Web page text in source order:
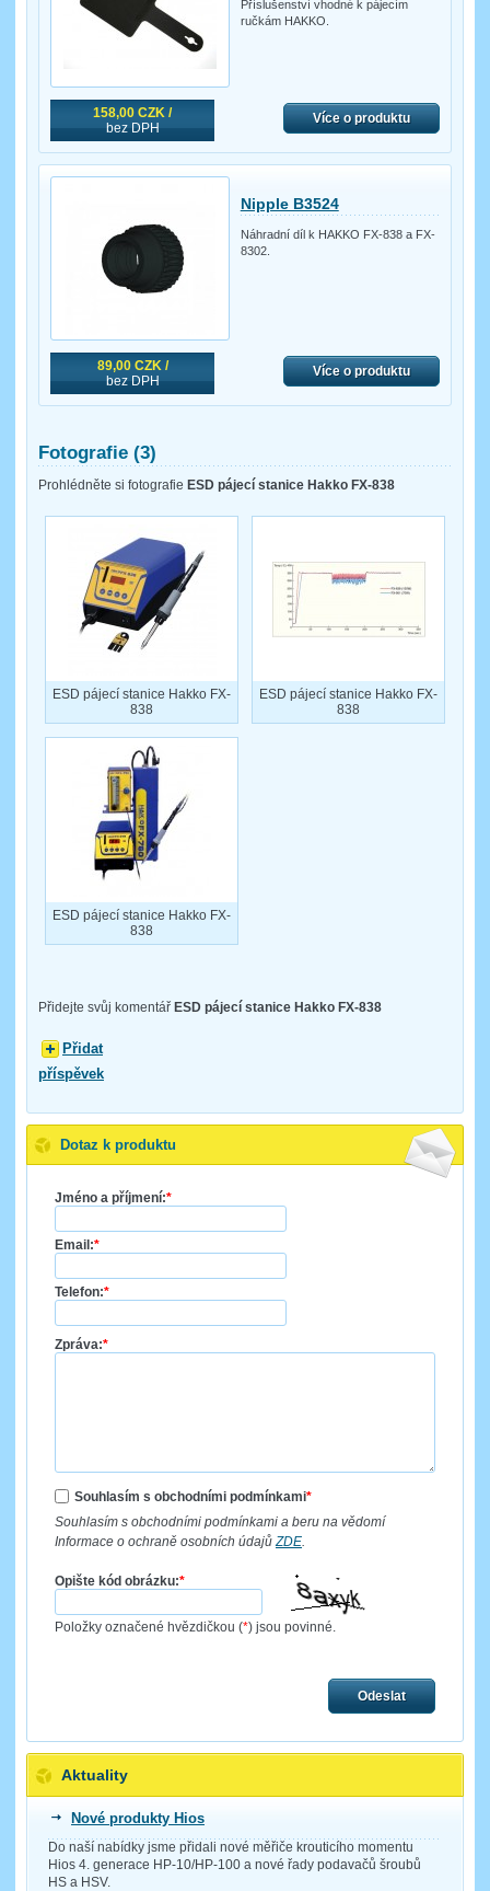
158,00 CZK /
bez DPH
Příslušenství vhodné k pájecím
ručkám HAKKO.
Více o produktu
89,00 CZK /
bez DPH
Nipple B3524
Náhradní díl k HAKKO FX-838 a FX-
8302.
Více o produktu
Fotografie (3)
Prohlédněte si fotografie ESD pájecí stanice Hakko FX-838
ESD pájecí stanice Hakko FX-
838
ESD pájecí stanice Hakko FX-
838
ESD pájecí stanice Hakko FX-
838
Přidejte svůj komentář ESD pájecí stanice Hakko FX-838
Přidat
příspěvek
Dotaz k produktu
Jméno a příjmení:*
Email:*
Telefon:*
Zpráva:*
Souhlasím s obchodními podmínkami*
Souhlasím s obchodními podmínkami a beru na vědomí
Informace o ochraně osobních údajůZDE.
Opište kód obrázku:*
Položky označené hvězdičkou (*) jsou povinné.
Odeslat
Aktuality
Nové produkty Hios
Do naší nabídky jsme přidali nové měřiče krouticího momentu
Hios 4. generace HP-10/HP-100 a nové řady podavačů šroubů
HS a HSV.